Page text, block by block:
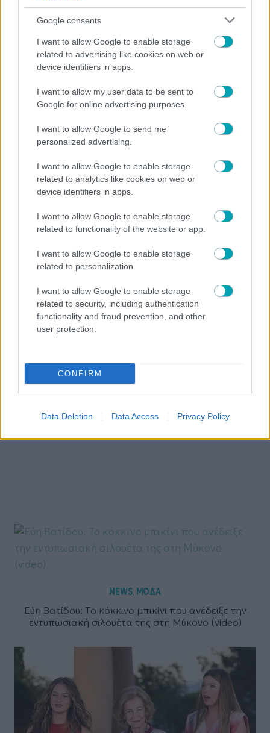
Google consents
I want to allow Google to enable storage
related to advertising like cookies on web or
device identifiers in apps.
I want to allow my user data to be sent to
Google for online advertising purposes.
I want to allow Google to send me
personalized advertising.
I want to allow Google to enable storage
related to analytics like cookies on web or
device identifiers in apps.
I want to allow Google to enable storage
related to functionality of the website or app.
I want to allow Google to enable storage
related to personalization.
I want to allow Google to enable storage
related to security, including authentication
functionality and fraud prevention, and other
user protection.
CONFIRM
Data Deletion Data Access Privacy Policy
ΔΙΑΒΑΣΤΕ
ΠΕΡΙΣΣΟΤΕΡΑ
NEWS,ROYALS
Πριγκίπισσα Ευγενία: Έφερε στον κόσμο το τρίτο
της παιδί – Η πρώτη της κόρη είναι 15η στη διαδοχή
του βρετανικού θρόνου
NEWS, ΜΟΔΑ
Εύη Βατίδου: Το κόκκινο μπικίνι που ανέδειξε την
εντυπωσιακή σιλουέτα της στη Μύκονο (video)